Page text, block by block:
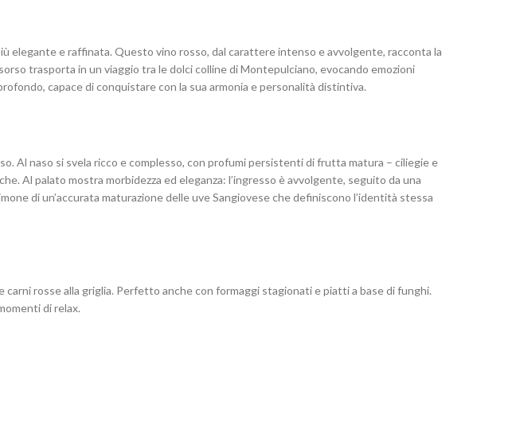
elegante e raffinata. Questo vino rosso, dal carattere intenso e avvolgente, racconta la
trasporta in un viaggio tra le dolci colline di Montepulciano, evocando emozioni
capace di conquistare con la sua armonia e personalità distintiva.
Al naso si svela ricco e complesso, con profumi persistenti di frutta matura – ciliegie e
Al palato mostra morbidezza ed eleganza: l’ingresso è avvolgente, seguito da una
di un’accurata maturazione delle uve Sangiovese che definiscono l’identità stessa
rosse alla griglia. Perfetto anche con formaggi stagionati e piatti a base di funghi.
di relax.